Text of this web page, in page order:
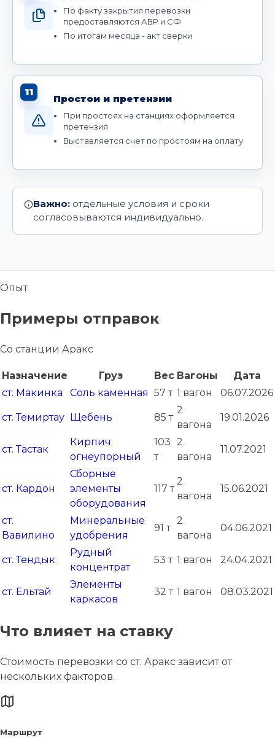
По факту закрытия перевозки
предоставляются АВР и СФ
По итогам месяца - акт сверки
11
Простои и претензии
При простоях на станциях оформляется
претензия
Выставляется счет по простоям на оплату
Важно: отдельные условия и сроки
согласовываются индивидуально.
Опыт
Примеры отправок
Со станции Аракс
Назначение Груз Вес Вагоны
Дата
ст. Макинка
Соль каменная 57 т 1 вагон 06.07.2026
ст. Темиртау Щебень 85 т
2
вагона
19.01.2026
ст. Тастак
Кирпич
огнеупорный
103
т
2
вагона
11.07.2021
ст. Кардон
Сборные
элементы
оборудования
117 т
2
вагона
15.06.2021
ст.
Вавилино
Минеральные
удобрения
91 т
2
вагона
04.06.2021
ст. Тендык
Рудный
концентрат
53 т 1 вагон 24.04.2021
ст. Ельтай
Элементы
каркасов
32 т 1 вагон 08.03.2021
Что влияет на ставку
Стоимость перевозки со ст. Аракс зависит от
нескольких факторов.
Маршрут